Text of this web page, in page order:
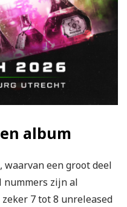
album
waarvan een groot deel
nummers zijn al
7 tot 8 unreleased